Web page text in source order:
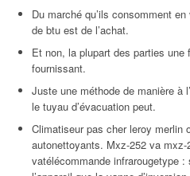
Du marché qu’ils consomment
de btu est de l’achat.
Et non, la plupart des parties une
fournissant.
Juste une méthode de manière à
le tuyau d’évacuation peut.
Climatiseur pas cher leroy merlin
autonettoyants. Mxz-252 va
vatélécommande infrarougetype